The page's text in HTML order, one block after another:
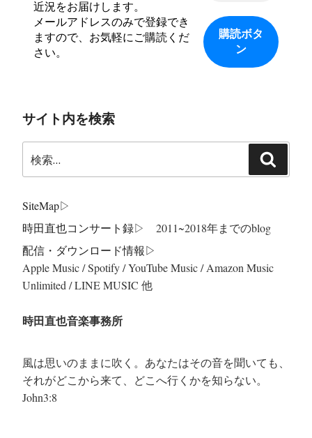
近況をお届けします。
メールアドレスのみで登録でき
ますので、お気軽にご購読くだ
さい。
サイト内を検索
索:
索
SiteMap▷
時田直也コンサート録▷ 2011~2018年までのblog
配信・ダウンロード情報▷
Apple Music / Spotify / YouTube Music / Amazon Music
Unlimited / LINE MUSIC 他
時田直也音楽事務所
風は思いのままに吹く。あなたはその音を聞いても、
それがどこから来て、どこへ行くかを知らない。
John3:8